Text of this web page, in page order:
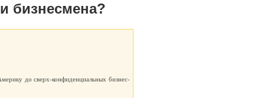
бизнесмена?
до сверх-конфиденциальных бизнес-